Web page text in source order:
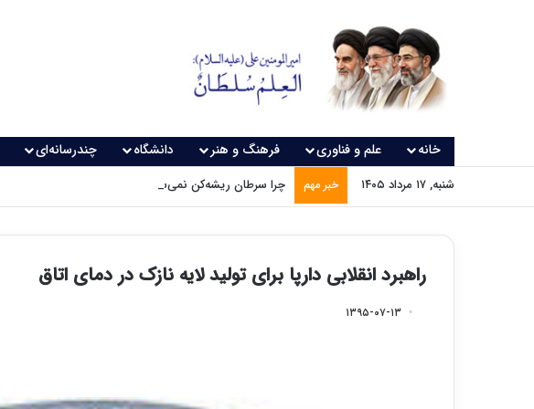
خانه علم و فناوری فرهنگ و هنر دانشگاه چندرسانه‌ای
شنبه, ۱۷ مرداد ۱۴۰۵ خبر مهم چرا سرطان ریشه‌کن نمی‌شود؟
راهبرد انقلابی دارپا برای تولید لایه نازک در دمای اتاق
۱۳۹۵-۰۷-۱۳